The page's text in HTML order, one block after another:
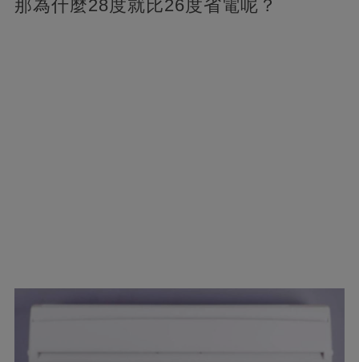
那為什麼28度就比26度省電呢？